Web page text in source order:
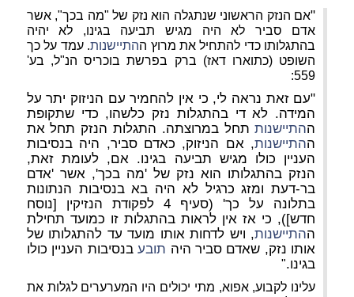
"אם הנזק הראשוני שנתגלה הוא נזק של "מה בכך", אשר
אדם סביר לא היה מגיש תביעה בגינו, לא יהיה
בהתגלותו כדי להתחיל את מרוץ ההתיישנות.עמד על כך
השופט (כתוארו דאז) ברק בפרשת בוכריס הנ"ל, בע'
559:
"עם זאת נראה לי, כי אין להחמיר עם הניזוק יתר על
המידה. לא די בהתגלות נזק כלשהו, כדי שתקופת
ההתיישנותתחל במרוצתה. התגלות הנזק תחל את
ההתיישנות, אם הניזוק, כאדם סביר, היה בנסיבות
העניין כולו מגיש תביעה בגינו. אם, לעומת זאת,
הנזק בהתגלותו הוא נזק של 'מה בכך', אשר 'אדם
בר-דעת ומזג כרגיל לא היה בא בנסיבות הנתונות
בתלונה על כך' (סעיף 4 לפקודת הנזיקין [נוסח
חדש]), כי אז אין לראות בהתגלות זו כמועד תחילת
ההתיישנות, ויש לדחות אותו מועד עד להתגלותו של
אותו נזק, שאדם סביר היה תובעבנסיבות העניין כולו
בגינו."
עלינו לקבוע, אפוא, מתי יכולים היו המערערים לגלות את